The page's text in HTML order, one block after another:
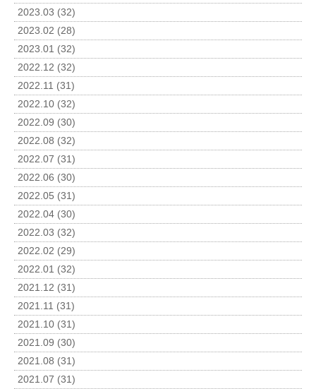
2023.03 (32)
2023.02 (28)
2023.01 (32)
2022.12 (32)
2022.11 (31)
2022.10 (32)
2022.09 (30)
2022.08 (32)
2022.07 (31)
2022.06 (30)
2022.05 (31)
2022.04 (30)
2022.03 (32)
2022.02 (29)
2022.01 (32)
2021.12 (31)
2021.11 (31)
2021.10 (31)
2021.09 (30)
2021.08 (31)
2021.07 (31)